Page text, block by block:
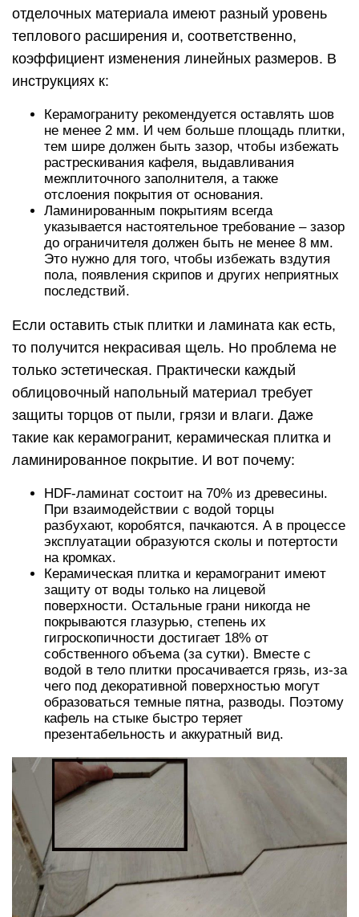
отделочных материала имеют разный уровень
теплового расширения и, соответственно,
коэффициент изменения линейных размеров. В
инструкциях к:
Керамограниту рекомендуется оставлять шов
не менее 2 мм. И чем больше площадь плитки,
тем шире должен быть зазор, чтобы избежать
растрескивания кафеля, выдавливания
межплиточного заполнителя, а также
отслоения покрытия от основания.
Ламинированным покрытиям всегда
указывается настоятельное требование – зазор
до ограничителя должен быть не менее 8 мм.
Это нужно для того, чтобы избежать вздутия
пола, появления скрипов и других неприятных
последствий.
Если оставить стык плитки и ламината как есть,
то получится некрасивая щель. Но проблема не
только эстетическая. Практически каждый
облицовочный напольный материал требует
защиты торцов от пыли, грязи и влаги. Даже
такие как керамогранит, керамическая плитка и
ламинированное покрытие. И вот почему:
HDF-ламинат состоит на 70% из древесины.
При взаимодействии с водой торцы
разбухают, коробятся, пачкаются. А в процессе
эксплуатации образуются сколы и потертости
на кромках.
Керамическая плитка и керамогранит имеют
защиту от воды только на лицевой
поверхности. Остальные грани никогда не
покрываются глазурью, степень их
гигроскопичности достигает 18% от
собственного объема (за сутки). Вместе с
водой в тело плитки просачивается грязь, из-за
чего под декоративной поверхностью могут
образоваться темные пятна, разводы. Поэтому
кафель на стыке быстро теряет
презентабельность и аккуратный вид.